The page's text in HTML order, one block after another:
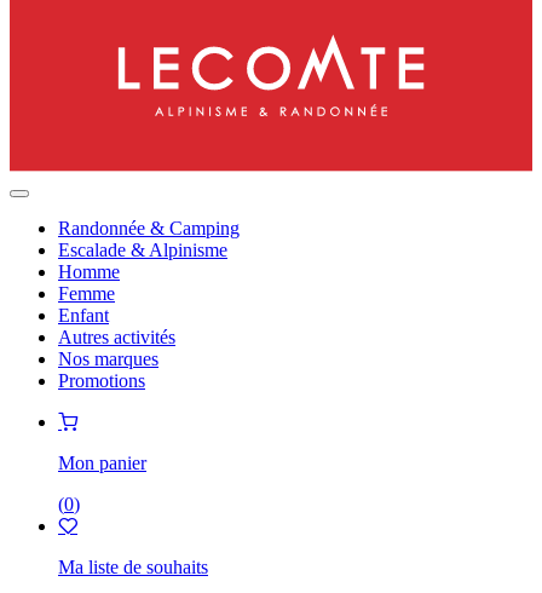
Randonnée & Camping
Escalade & Alpinisme
Homme
Femme
Enfant
Autres activités
Nos marques
Promotions
Mon panier
(0)
Ma liste de souhaits